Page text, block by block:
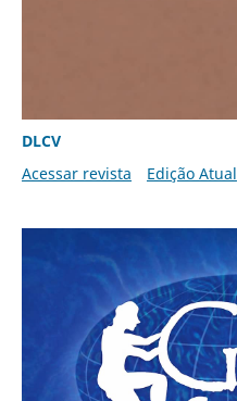
DLCV
Acessar revista
Edição Atual